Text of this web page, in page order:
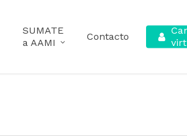
SUMATE
a AAMI
Contacto